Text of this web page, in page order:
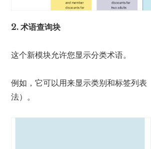
2. 术语查询块
这个新模块允许您显示分类术语。
例如，它可以用来显示类别和标签列表
法）。